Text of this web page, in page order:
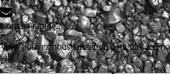
Contact rapide...
Vous pouvez nous laisser un petit mot ici,
vite !